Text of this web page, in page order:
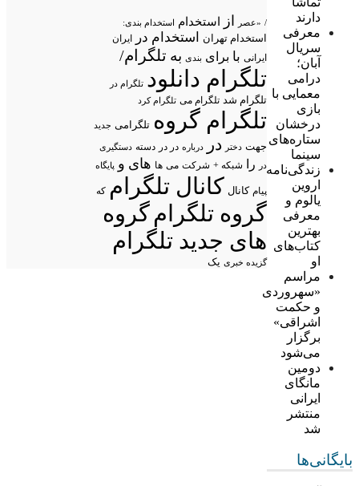
دارند
معرفی
سریال
آبان؛
درامی
معمایی با
بازی
درخشان
ستاره‌های
سینما
زندگی‌نامه
اروین
یالوم و
معرفی
بهترین
کتاب‌های
او
مراسم
«سهروردی
و حکمت
اشراقی»
برگزار
می‌شود
دومین
مانگای
ایرانی
منتشر
شد
بایگانی‌ها
/ «عصر از استخدام استخدام بندی:
استخدام تهران استخدام در ایران
ایرانی با برای بندی به تلگرام/
تلگرام دانلود تلگرام در
تلگرام شد تلگرام می تلگرام کرد
تلگرام گروه تلگرامی جدید
جهت دختر در درباره در در دسته دستگیری
در
را شبکه + شرکت می ها های و پایگاه
پیام کانال کانال تلگرام که
گروه تلگرامگروه
های جدید تلگرام
گزیده خبری یک